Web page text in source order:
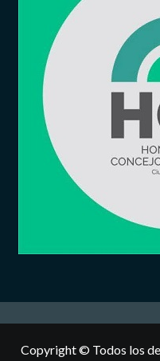
Copyright © Todos los